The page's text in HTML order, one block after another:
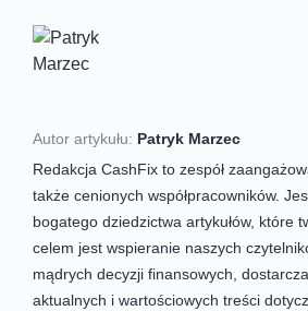
Autor artykułu: Patryk Marzec
Redakcja CashFix to zespół
także cenionych współpracowników.
bogatego dziedzictwa artykułów, które
celem jest wspieranie naszych
mądrych decyzji finansowych,
aktualnych i wartościowych treści